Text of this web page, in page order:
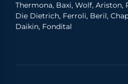
Thermona, Baxi, Wolf, Ariston,
Die Dietrich, Ferroli, Beril,
Daikin, Fondital